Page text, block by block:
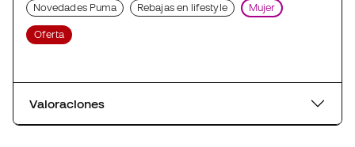
Novedades Puma Rebajas en lifestyle Mujer
Oferta
Valoraciones